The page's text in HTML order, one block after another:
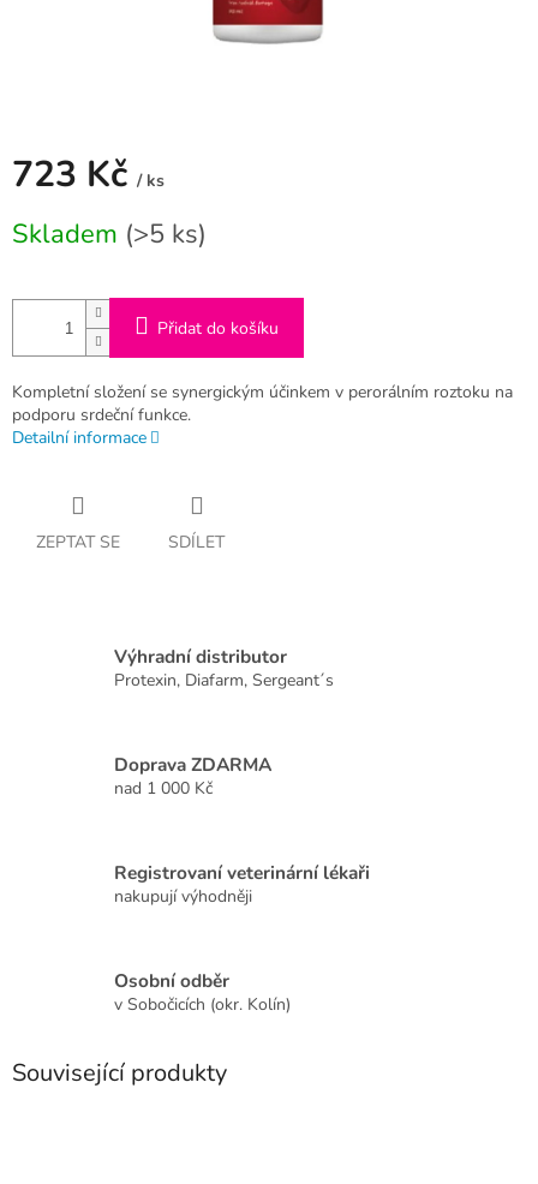
723 Kč / ks
cena:
Skladem (>5 ks)
Přidat do košíku
Kompletní složení se synergickým účinkem v perorálním roztoku na
podporu srdeční funkce.
Detailní informace
ZEPTAT SE SDÍLET
Výhradní distributor
Protexin, Diafarm, Sergeant´s
Doprava ZDARMA
nad 1 000 Kč
Registrovaní veterinární lékaři
nakupují výhodněji
Osobní odběr
v Sobočicích (okr. Kolín)
Související produkty